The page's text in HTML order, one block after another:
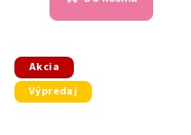
Akcia
Výpredaj